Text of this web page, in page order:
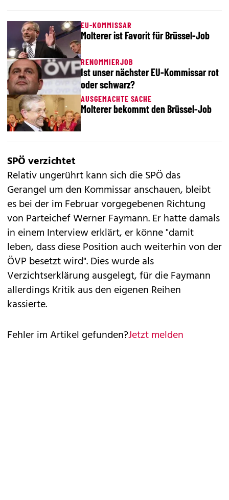
EU-KOMMISSAR
Molterer ist Favorit für Brüssel-Job
RENOMMIERJOB
Ist unser nächster EU-Kommissar rot
oder schwarz?
AUSGEMACHTE SACHE
Molterer bekommt den Brüssel-Job
SPÖ verzichtet
Relativ ungerührt kann sich die SPÖ das
Gerangel um den Kommissar anschauen, bleibt
es bei der im Februar vorgegebenen Richtung
von Parteichef Werner Faymann. Er hatte damals
in einem Interview erklärt, er könne "damit
leben, dass diese Position auch weiterhin von der
ÖVP besetzt wird". Dies wurde als
Verzichtserklärung ausgelegt, für die Faymann
allerdings Kritik aus den eigenen Reihen
kassierte.
Fehler im Artikel gefunden?Jetzt melden